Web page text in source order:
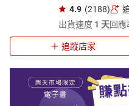
4.9 (2188)
出貨速度 1 天回應
追蹤店家